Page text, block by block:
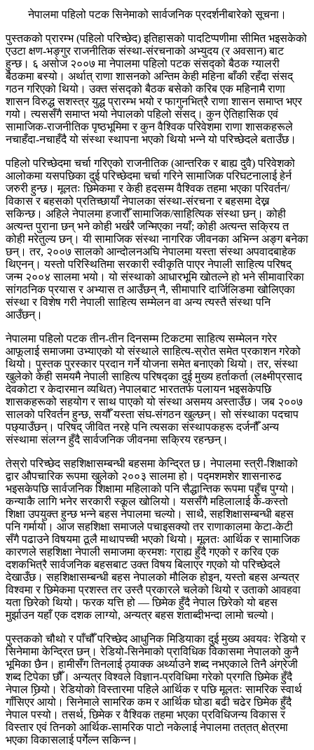
नेपालमा पहिलो पटक सिनेमाको सार्वजनिक प्रदर्शनीबारेको सूचना।
पुस्तकको प्रारम्भ (पहिलो परिच्छेद) इतिहासको पादटिप्पणीमा सीमित भइसकेको
एउटा क्षण-भङ्गुर राजनीतिक संस्था-संरचनाको अभ्युदय (र अवसान) बाट
हुन्छ। ६ असोज २००७ मा नेपालमा पहिलो पटक संसद्को बैठक ग्यालरी
बैठकमा बस्यो। अर्थात् राणा शासनको अन्तिम केही महिना बाँकी रहँदा संसद्
गठन गरिएको थियो। उक्त संसद्को बैठक बसेको करिब एक महिनामै राणा
शासन विरुद्ध सशस्त्र युद्ध प्रारम्भ भयो र फागुनभित्रै राणा शासन समाप्त भएर
गयो। त्यससँगै समाप्त भयो नेपालको पहिलो संसद्। कुन ऐतिहासिक एवं
सामाजिक-राजनीतिक पृष्ठभूमिमा र कुन वैश्विक परिवेशमा राणा शासकहरूले
नचाहँदा-नचाहँदै यो संस्था स्थापना भएको थियो भन्ने यो परिच्छेदले बताउँछ।
पहिलो परिच्छेदमा चर्चा गरिएको राजनीतिक (आन्तरिक र बाह्य दुवै) परिवेशको
आलोकमा यसपछिका दुई परिच्छेदमा चर्चा गरिने सामाजिक परिघटनालाई हेर्न
जरुरी हुन्छ। मूलतः छिमेकमा र केही हदसम्म वैश्विक तहमा भएका परिवर्तन/
विकास र बहसको प्रतिच्छायाँ नेपालका संस्था-संरचना र बहसमा देख्न
सकिन्छ। अहिले नेपालमा हजारौँ सामाजिक/साहित्यिक संस्था छन्। कोही
अत्यन्त पुराना छन् भने कोही भर्खरै जन्मिएका नयाँ; कोही अत्यन्त सक्रिय त
कोही मरेतुल्य छन्। यी सामाजिक संस्था नागरिक जीवनका अभिन्न अङ्ग बनेका
छन्। तर, २००७ सालको आन्दोलनअघि नेपालमा यस्ता संस्था अपवादबाहेक
थिएनन्। यस्तो परिस्थितिमा सरकारी स्वीकृति पाएर नेपाली साहित्य परिषद्
जन्म २००४ सालमा भयो। यो संस्थाको आधारभूमि खोतल्ने हो भने सीमावारिका
सांगठनिक प्रयास र अभ्यास त आउँछन् नै, सीमापारि दार्जिलिङमा खोलिएका
संस्था र विशेष गरी नेपाली साहित्य सम्मेलन वा अन्य त्यस्तै संस्था पनि
आउँछन्।
नेपालमा पहिलो पटक तीन-तीन दिनसम्म टिकटमा साहित्य सम्मेलन गरेर
आफूलाई समाजमा उभ्याएको यो संस्थाले साहित्य-स्रोत समेत प्रकाशन गरेको
थियो। पुस्तक पुरस्कार प्रदान गर्ने योजना समेत बनाएको थियो। तर, संस्था
खुलेको केही समयमै नेपाली साहित्य परिषद्का दुई मुख्य हर्ताकर्ता (लक्ष्मीप्रसाद
देवकोटा र केदारमान व्यथित) नेपालबाट भारततर्फ पलायन भइसकेपछि
शासकहरूको सहयोग र साथ पाएको यो संस्था असमय अस्ताउँछ। जब २००७
सालको परिवर्तन हुन्छ, सयौँ यस्ता संघ-संगठन खुल्छन्। सो संस्थाका पदचाप
पछ्याउँछन्। परिषद् जीवित नरहे पनि त्यसका संस्थापकहरू दर्जनौँ अन्य
संस्थामा संलग्न हुँदै सार्वजनिक जीवनमा सक्रिय रहन्छन्।
तेस्रो परिच्छेद सहशिक्षासम्बन्धी बहसमा केन्द्रित छ। नेपालमा स्त्री-शिक्षाको
द्वार औपचारिक रूपमा खुलेको २००३ सालमा हो। पद्मशमशेर शासनारुढ
भइसकेपछि सार्वजनिक शिक्षामा महिलाको पनि सैद्धान्तिक रूपमा पहुँच पुग्यो।
कन्याकै लागि भनेर सरकारी स्कूल खोलियो। यससँगै महिलालाई के-कस्तो
शिक्षा उपयुक्त हुन्छ भन्ने बहस नेपालमा चल्यो। साथै, सहशिक्षासम्बन्धी बहस
पनि गर्मायो। आज सहशिक्षा समाजले पचाइसक्यो तर राणाकालमा केटा-केटी
सँगै पढाउने विषयमा ठूलै माथापच्ची भएको थियो। मूलतः आर्थिक र सामाजिक
कारणले सहशिक्षा नेपाली समाजमा क्रमशः ग्राह्य हुँदै गएको र करिव एक
दशकभित्रै सार्वजनिक बहसबाट उक्त विषय बिलाएर गएको यो परिच्छेदले
देखाउँछ। सहशिक्षासम्बन्धी बहस नेपालको मौलिक होइन, यस्तो बहस अन्यत्र
विश्वमा र छिमेकमा प्रशस्त तर उस्तै प्रकारले चलेको थियो र उताको आवहवा
यता छिरेको थियो। फरक यत्ति हो — छिमेक हुँदै नेपाल छिरेको यो बहस
मुर्झाउन यहाँ एक दशक लाग्यो, अन्यत्र बहस शताब्दीभन्दा लामो चल्यो।
पुस्तकको चौथो र पाँचौँ परिच्छेद आधुनिक मिडियाका दुई मुख्य अवयवः रेडियो र
सिनेमामा केन्द्रित छन्। रेडियो-सिनेमाको प्राविधिक विकासमा नेपालको कुनै
भूमिका छैन। हामीसँग तिनलाई ठ्याक्क अर्थ्याउने शब्द नभएकाले तिनै अंग्रेजी
शब्द टिपेका छौँ। अन्यत्र विश्वले विज्ञान-प्रविधिमा गरेको प्रगति छिमेक हुँदै
नेपाल छिर्‍यो। रेडियोको विस्तारमा पहिले आर्थिक र पछि मूलतः सामरिक स्वार्थ
गाँसिएर आयो। सिनेमाले सामरिक कम र आर्थिक घोडा बढी चढेर छिमेक हुँदै
नेपाल पस्यो। तसर्थ, छिमेक र वैश्विक तहमा भएका प्रविधिजन्य विकास र
विस्तार एवं तिनको आर्थिक-सामरिक पाटो नकेलाई नेपालमा तत्‌तत् क्षेत्रमा
भएका विकासलाई पर्गेल्न सकिन्न।